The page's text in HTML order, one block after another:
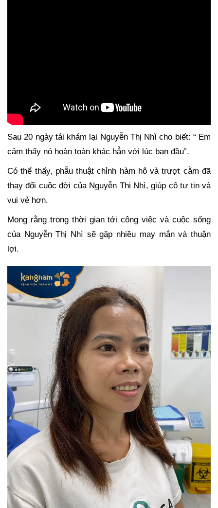
Sau 20 ngày tái khám lại Nguyễn Thị Nhì cho biết: “ Em
cảm thấy nó hoàn toàn khác hẳn với lúc ban đầu”.
Có thể thấy, phẫu thuật chỉnh hàm hô và trượt cằm đã
thay đổi cuộc đời của Nguyễn Thị Nhì, giúp cô tự tin và
vui vẻ hơn.
Mong rằng trong thời gian tới công việc và cuộc sống
của Nguyễn Thị Nhì sẽ gặp nhiều may mắn và thuận
lợi.